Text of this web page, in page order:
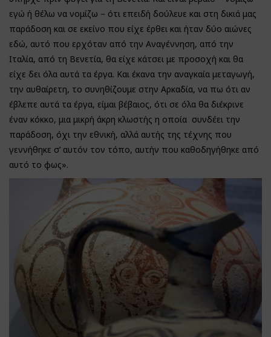
εγώ ή θέλω να νομίζω – ότι επειδή δούλευε και στη δικιά μας
παράδοση και σε εκείνο που είχε έρθει και ήταν δύο αιώνες
εδώ, αυτό που ερχόταν από την Αναγέννηση, από την
Ιταλία, από τη Βενετία, θα είχε κάτσει με προσοχή και θα
είχε δει όλα αυτά τα έργα. Και έκανα την αναγκαία μεταγωγή,
την αυθαίρετη, το συνηθίζουμε στην Αρκαδία, να πω ότι αν
έβλεπε αυτά τα έργα, είμαι βέβαιος, ότι σε όλα θα διέκρινε
έναν κόκκο, μια μικρή άκρη κλωστής η οποία συνδέει την
παράδοση, όχι την εθνική, αλλά αυτής της τέχνης που
γεννήθηκε σ’ αυτόν τον τόπο, αυτήν που καθοδηγήθηκε από
αυτό το φως».